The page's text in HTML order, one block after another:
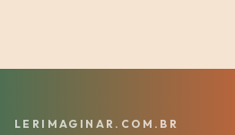
LERIMAGINAR.COM.BR